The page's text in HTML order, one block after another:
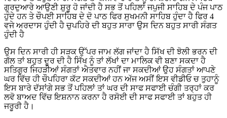
ਗੁਰਦੁਆਰੇ ਆਉਣੀ ਸ਼ੁਰੂ ਹੋ ਜਾਂਦੀ ਹੈ ਸਭ ਤੋਂ ਪਹਿਲਾਂ ਜਪੁਜੀ ਸਾਹਿਬ ਦੇ ਪੰਜ ਪਾਠ
ਹੁੰਦੇ ਹਨ ਤੇ ਚੌਪਈ ਸਾਹਿਬ ਦੇ ਦੋ ਪਾਠ ਫਿਰ ਸੁਖਮਨੀ ਸਾਹਿਬ ਹੁੰਦਾ ਹੈ ਫਿਰ 4
ਵਜੇ ਅਰਦਾਸ ਹੁੰਦੀ ਹੈ ਚੁਪਹਿਰੇ ਦੀ ਬਹੁਤ ਸਾਰਾ ਉਸ ਦਿਨ ਬਹੁਤ ਸਾਰੀ ਸੰਗਤ
ਹੁੰਦੀ ਹੈ
ਉਸ ਦਿਨ ਸਾਰੀ ਹੀ ਸੜਕ ਉੱਪਰ ਜਾਮ ਲੱਗ ਜਾਂਦਾ ਹੈ ਸਿੱਖ ਦੀ ਝੋਲੀ ਭਰਨ ਦੀ
ਗੱਲ ਤਾਂ ਬਹੁਤ ਦੂਰ ਦੀ ਹੈ ਸਿੱਖ ਨੂੰ ਤਾਂ ਲੱਖਾਂ ਦਾ ਮਾਲਿਕ ਵੀ ਬਣਾ ਸਕਦਾ ਹੈ
ਸਤਿਗੁਰ ਜਿਹੜੀਆਂ ਸੰਗਤਾਂ ਐਤਵਾਰ ਨਹੀਂ ਜਾ ਸਕਦੀਆਂ ਉਹ ਸੰਗਤਾਂ ਆਪਣੇ
ਘਰ ਵਿੱਚ ਹੀ ਚੌਪਹਿਰਾ ਕੱਟ ਸਕਦੀਆਂ ਹਨ ਅੱਜ ਅਸੀਂ ਇਸ ਵੀਡੀਓ ਚ ਤੁਹਾਨੂੰ
ਇਸ ਬਾਰੇ ਦੱਸਾਂਗੇ ਸਭ ਤੋਂ ਪਹਿਲਾਂ ਤਾਂ ਘਰ ਦੀ ਸਾਫ ਸਫਾਈ ਚੰਗੀ ਤਰ੍ਹਾਂ ਕਰ
ਲਵੋ ਬਾਅਦ ਵਿੱਚ ਇਸ਼ਨਾਨ ਕਰਨਾ ਹੈ ਰਸੋਈ ਦੀ ਸਾਫ ਸਫਾਈ ਤਾਂ ਬਹੁਤ ਹੀ
ਜਰੂਰੀ ਹੈ।